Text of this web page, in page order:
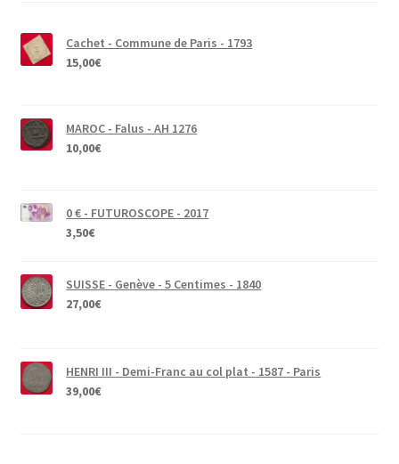
Cachet - Commune de Paris - 1793
15,00€
MAROC - Falus - AH 1276
10,00€
0 € - FUTUROSCOPE - 2017
3,50€
SUISSE - Genève - 5 Centimes - 1840
27,00€
HENRI III - Demi-Franc au col plat - 1587 - Paris
39,00€